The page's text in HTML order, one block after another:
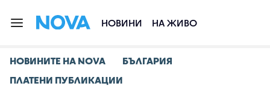
НОВИНИ НА ЖИВО
НОВИНИТЕ НА NOVA
БЪЛГАРИЯ
ПЛАТЕНИ ПУБЛИКАЦИИ